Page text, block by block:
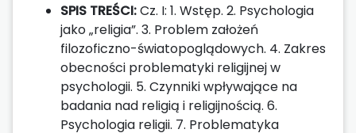
SPIS TREŚCI:Cz. I: 1. Wstęp. 2. Psychologia
jako „religia”. 3. Problem założeń
filozoficzno-światopoglądowych. 4. Zakres
obecności problematyki religijnej w
psychologii. 5. Czynniki wpływające na
badania nad religią i religijnością. 6.
Psychologia religii. 7. Problematyka